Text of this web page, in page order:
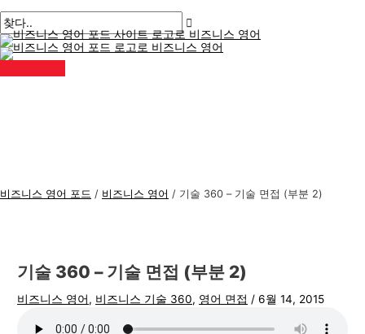
텐
츠
로
건
인
뉴
비즈니스 영어 포드 / 비즈니스 영어 / 기술 360 – 기술 면접 (부분 2)
기술 360 – 기술 면접 (부분 2)
비즈니스 영어, 비즈니스 기술 360, 영어 면접 /6월 14, 2015
시
물
탐
색
기
에
입
력
름
*
메
일
*
비
즈
니
스
검
색
: